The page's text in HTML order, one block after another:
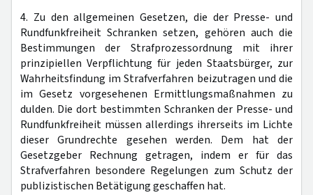
4. Zu den allgemeinen Gesetzen, die der Presse- und
Rundfunkfreiheit Schranken setzen, gehören auch die
Bestimmungen der Strafprozessordnung mit ihrer
prinzipiellen Verpflichtung für jeden Staatsbürger, zur
Wahrheitsfindung im Strafverfahren beizutragen und die
im Gesetz vorgesehenen Ermittlungsmaßnahmen zu
dulden. Die dort bestimmten Schranken der Presse- und
Rundfunkfreiheit müssen allerdings ihrerseits im Lichte
dieser Grundrechte gesehen werden. Dem hat der
Gesetzgeber Rechnung getragen, indem er für das
Strafverfahren besondere Regelungen zum Schutz der
publizistischen Betätigung geschaffen hat.